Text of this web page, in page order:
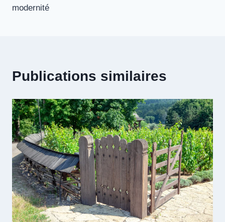
modernité
Publications similaires